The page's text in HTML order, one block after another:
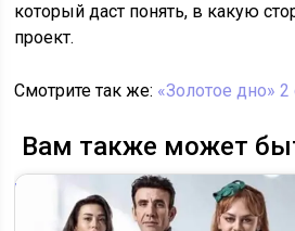
который даст понять, в какую
проект.
Смотрите так же: «Золотое дно» 2
Вам также может